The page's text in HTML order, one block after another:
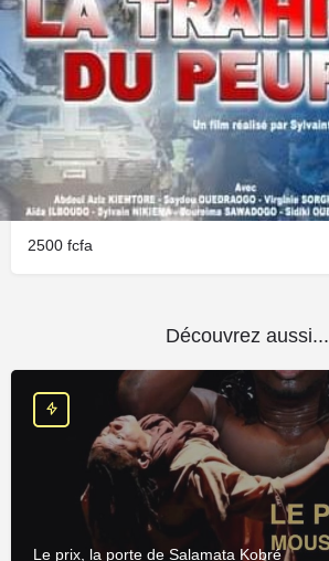
Où ?
Ciné Burkina
Prix
2500
Découvrez aussi...
Le prix, la porte de Salamata Kobré